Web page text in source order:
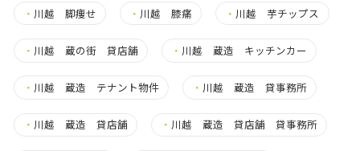
・ 川越 脚痩せ ・ 川越 膝痛 ・ 川越 芋チップス
・ 川越 蔵の街 貸店舗 ・ 川越 蔵造 キッチンカー
・ 川越 蔵造 テナント物件 ・ 川越 蔵造 貸事務所
・ 川越 蔵造 貸店舗 ・ 川越 蔵造 貸店舗 貸事務所